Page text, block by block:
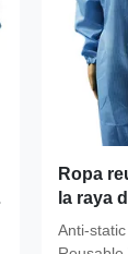
Ropa
la raya
Anti-